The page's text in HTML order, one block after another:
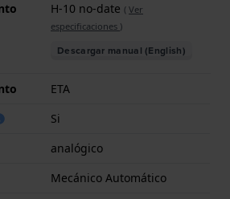
H-10 no-date ( Ver
especificaciones )
Descargar manual (English)
ETA
Si
analógico
Mecánico Automático